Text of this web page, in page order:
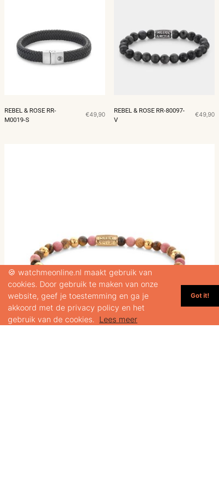
REBEL & ROSE RR-
M0019-S
€49,90
REBEL & ROSE RR-80097-
V
€49,90
🍪 watchmeonline.nl maakt gebruik van
cookies. Door gebruik te maken van onze
website, geef je toestemming en ga je
akkoord met de privacy policy en het
gebruik van de cookies. Lees meer
Got it!